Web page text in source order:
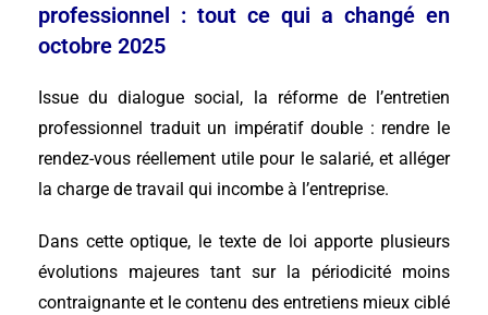
professionnel : tout ce qui a changé en
octobre 2025
Issue du dialogue social, la réforme de l’entretien
professionnel traduit un impératif double : rendre le
rendez-vous réellement utile pour le salarié, et alléger
la charge de travail qui incombe à l’entreprise.
Dans cette optique, le texte de loi apporte plusieurs
évolutions majeures tant sur la périodicité moins
contraignante et le contenu des entretiens mieux ciblé